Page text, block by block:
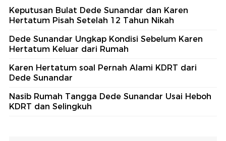
Keputusan Bulat Dede Sunandar dan Karen
Hertatum Pisah Setelah 12 Tahun Nikah
Dede Sunandar Ungkap Kondisi Sebelum Karen
Hertatum Keluar dari Rumah
Karen Hertatum soal Pernah Alami KDRT dari
Dede Sunandar
Nasib Rumah Tangga Dede Sunandar Usai Heboh
KDRT dan Selingkuh